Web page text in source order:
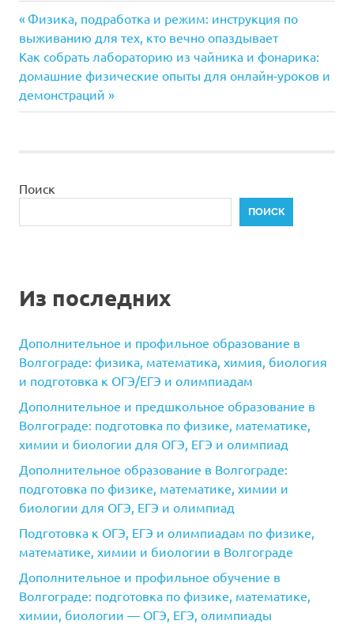
Навигация
по
записям
Предыдущая
запись:
Физика, подработка и режим: инструкция по
выживанию для тех, кто вечно опаздывает
Следующая
запись:
Как собрать лабораторию из чайника и фонарика:
домашние физические опыты для онлайн‑уроков и
демонстраций
Поиск
ПОИСК
Из последних
Дополнительное и профильное образование в
Волгограде: физика, математика, химия, биология
и подготовка к ОГЭ/ЕГЭ и олимпиадам
Дополнительное и предшкольное образование в
Волгограде: подготовка по физике, математике,
химии и биологии для ОГЭ, ЕГЭ и олимпиад
Дополнительное образование в Волгограде:
подготовка по физике, математике, химии и
биологии для ОГЭ, ЕГЭ и олимпиад
Подготовка к ОГЭ, ЕГЭ и олимпиадам по физике,
математике, химии и биологии в Волгограде
Дополнительное и профильное обучение в
Волгограде: подготовка по физике, математике,
химии, биологии — ОГЭ, ЕГЭ, олимпиады